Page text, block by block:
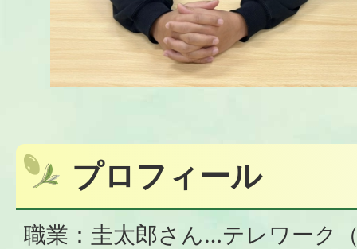
プロフィール
職業：圭太郎さん…テレワーク